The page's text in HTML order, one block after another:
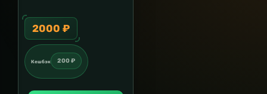
2000 ₽
Кешбэк 200 ₽